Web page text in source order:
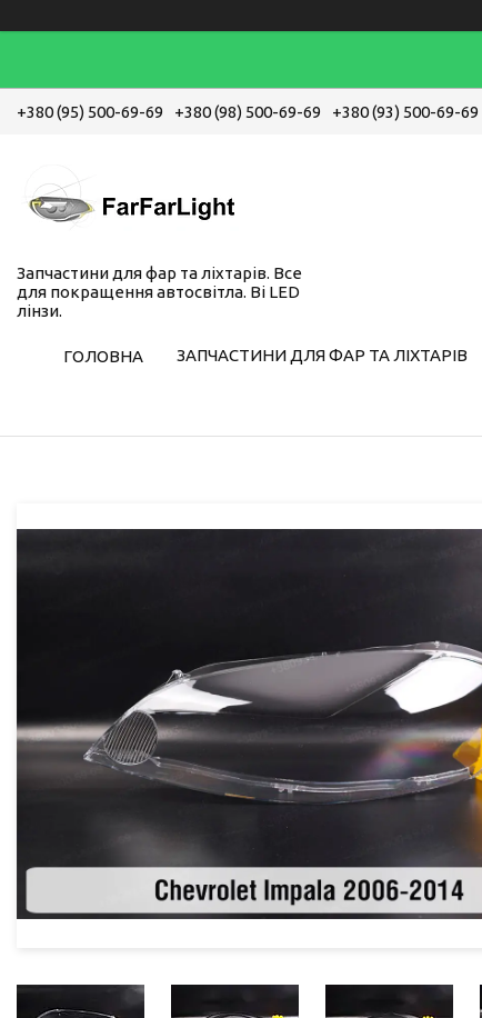
+380 (95) 500-69-69 +380 (98) 500-69-69 +380 (93) 500-69-69
Запчастини для фар та ліхтарів. Все
для покращення автосвітла. Bi LED
лінзи.
ГОЛОВНА ЗАПЧАСТИНИ ДЛЯ ФАР ТА ЛІХТАРІВ